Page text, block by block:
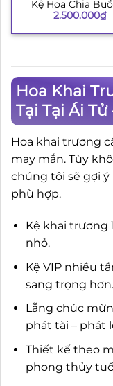
Kệ Hoa Chia
2.500.000₫
Hoa Khai
Tại Tại Ái
Hoa khai trương
may mắn. Tùy
chúng tôi sẽ gợi ý
phù hợp.
Kệ khai trương
nhỏ.
Kệ VIP nhiều
sang trọng hơn.
Lẵng chúc
phát tài – phát
Thiết kế theo
phong thủy